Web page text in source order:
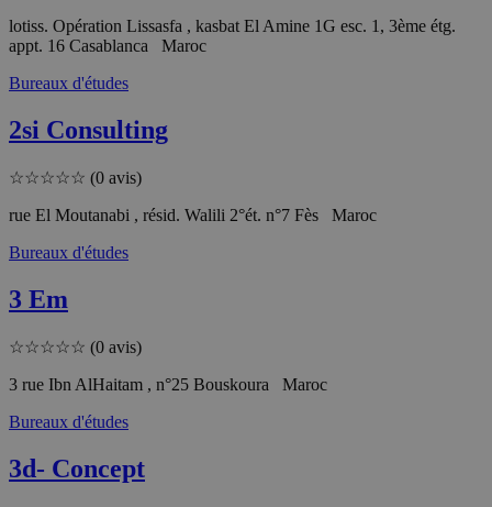
lotiss. Opération Lissasfa , kasbat El Amine 1G esc. 1, 3ème étg.
appt. 16 Casablanca Maroc
Bureaux d'études
2si Consulting
☆☆☆☆☆ (0 avis)
rue El Moutanabi , résid. Walili 2°ét. n°7 Fès Maroc
Bureaux d'études
3 Em
☆☆☆☆☆ (0 avis)
3 rue Ibn AlHaitam , n°25 Bouskoura Maroc
Bureaux d'études
3d- Concept